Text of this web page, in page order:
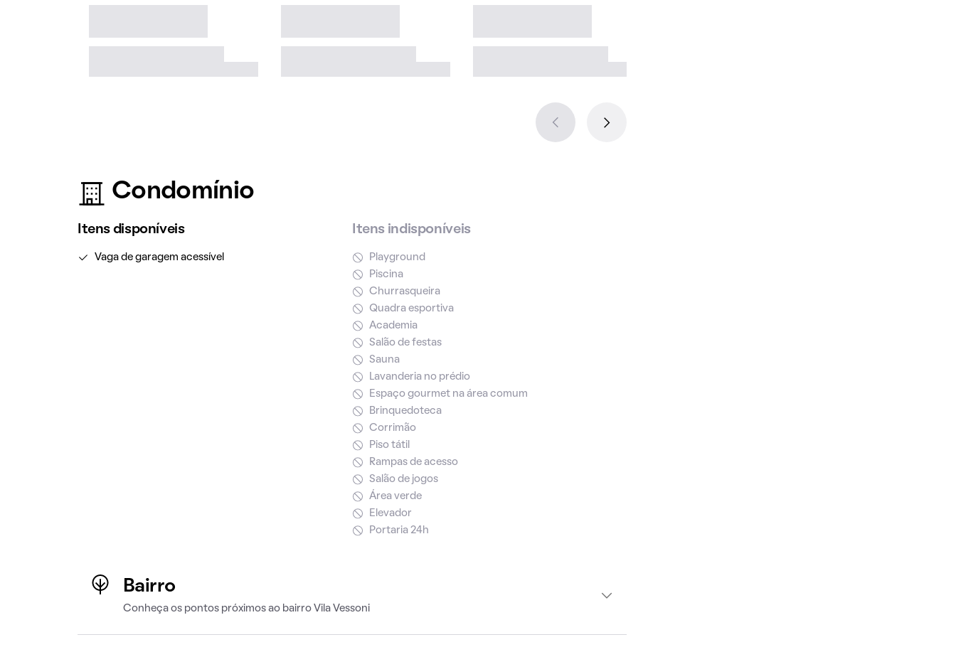
Condomínio
Itens disponíveis
Vaga de garagem acessível
Itens indisponíveis
Playground
Piscina
Churrasqueira
Quadra esportiva
Academia
Salão de festas
Sauna
Lavanderia no prédio
Espaço gourmet na área comum
Brinquedoteca
Corrimão
Piso tátil
Rampas de acesso
Salão de jogos
Área verde
Elevador
Portaria 24h
Bairro
Conheça os pontos próximos ao bairro Vila Vessoni